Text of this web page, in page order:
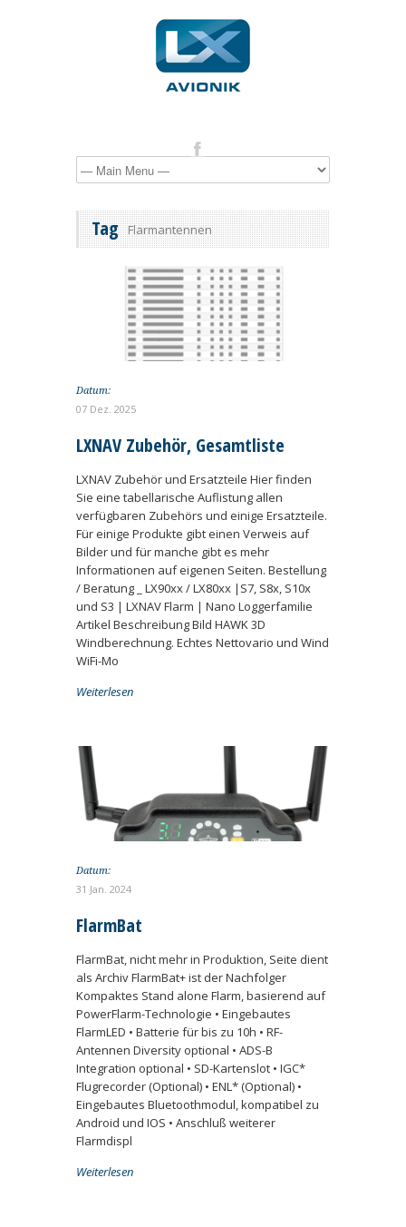
Tag Flarmantennen
Datum:
07 Dez. 2025
LXNAV Zubehör, Gesamtliste
LXNAV Zubehör und Ersatzteile Hier finden
Sie eine tabellarische Auflistung allen
verfügbaren Zubehörs und einige Ersatzteile.
Für einige Produkte gibt einen Verweis auf
Bilder und für manche gibt es mehr
Informationen auf eigenen Seiten. Bestellung
/ Beratung _ LX90xx / LX80xx |S7, S8x, S10x
und S3 | LXNAV Flarm | Nano Loggerfamilie
Artikel Beschreibung Bild HAWK 3D
Windberechnung. Echtes Nettovario und Wind
WiFi-Mo
Weiterlesen
Datum:
31 Jan. 2024
FlarmBat
FlarmBat, nicht mehr in Produktion, Seite dient
als Archiv FlarmBat+ ist der Nachfolger
Kompaktes Stand alone Flarm, basierend auf
PowerFlarm-Technologie • Eingebautes
FlarmLED • Batterie für bis zu 10h • RF-
Antennen Diversity optional • ADS-B
Integration optional • SD-Kartenslot • IGC*
Flugrecorder (Optional) • ENL* (Optional) •
Eingebautes Bluetoothmodul, kompatibel zu
Android und IOS • Anschluß weiterer
Flarmdispl
Weiterlesen